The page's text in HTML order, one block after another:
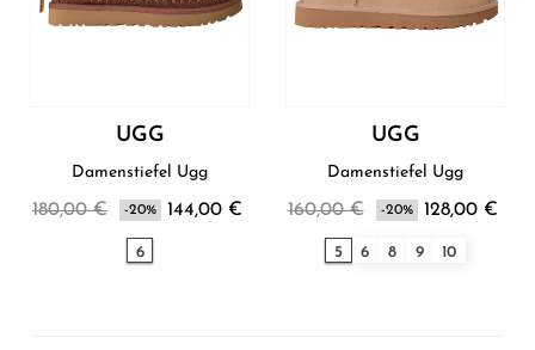
UGG
Damenstiefel Ugg
180,00 € -20% 144,00 €
6
UGG
Damenstiefel Ugg
160,00 € -20% 128,00 €
5 6 8 9 10